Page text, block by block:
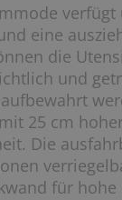
verfügt
eine
die
und
25 cm
Die
für hohe